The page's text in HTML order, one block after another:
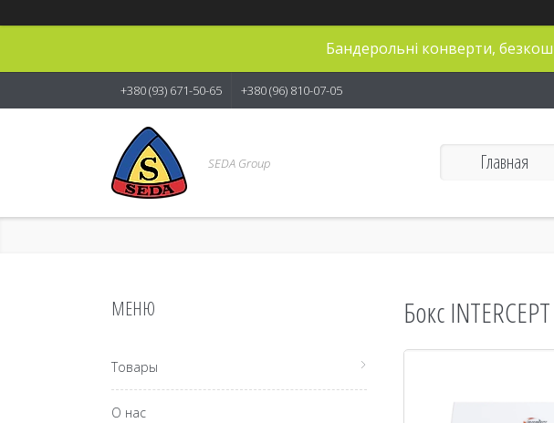
Бандерольні конверти,
+380 (93) 671-50-65 +380 (96) 810-07-05
SEDA Group Главная
Бокс
Товары
О нас